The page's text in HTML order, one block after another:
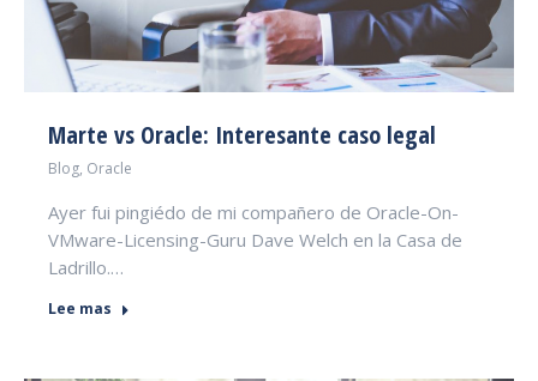
Marte vs Oracle: Interesante caso legal
Blog, Oracle
Ayer fui pingiédo de mi compañero de Oracle-On-
VMware-Licensing-Guru Dave Welch en la Casa de
Ladrillo.…
Lee mas